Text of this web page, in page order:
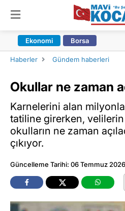
Ekonomi Borsa
Haberler Gündem haberleri
Okullar ne zaman
Karnelerini alan
tatiline girerken,
okulların ne zaman
çıkıyor.
Güncelleme Tarihi: 06 Temmuz